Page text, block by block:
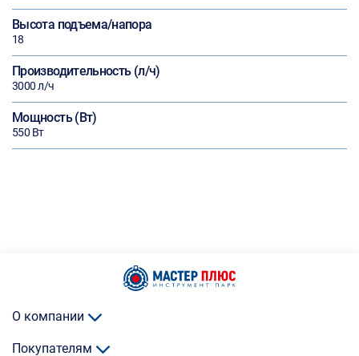
Высота подъема/напора
18
Производительность (л/ч)
3000 л/ч
Мощность (Вт)
550 Вт
О компании
Покупателям